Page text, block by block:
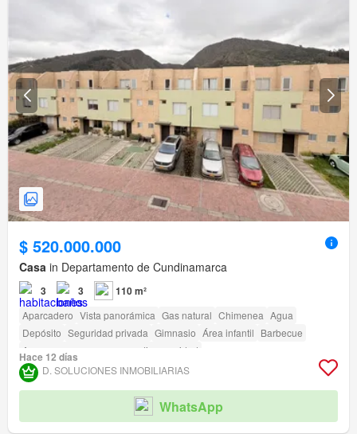
$ 520.000.000
Casa in Departamento de Cundinamarca
3 3 110 m²
Aparcadero Vista panorámica Gas natural Chimenea Agua
Depósito Seguridad privada Gimnasio Área infantil Barbecue
Acceso para personas con discapacidad
Hace 12 días
D. SOLUCIONES INMOBILIARIAS
WhatsApp